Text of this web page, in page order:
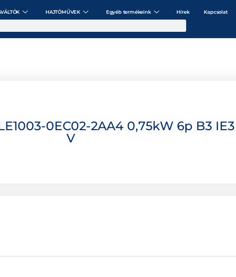
HAJTÓMŰVEK Egyéb termékeink Hírek Kapcsolat
0EC02-2AA4 0,75kW 6p B3
V